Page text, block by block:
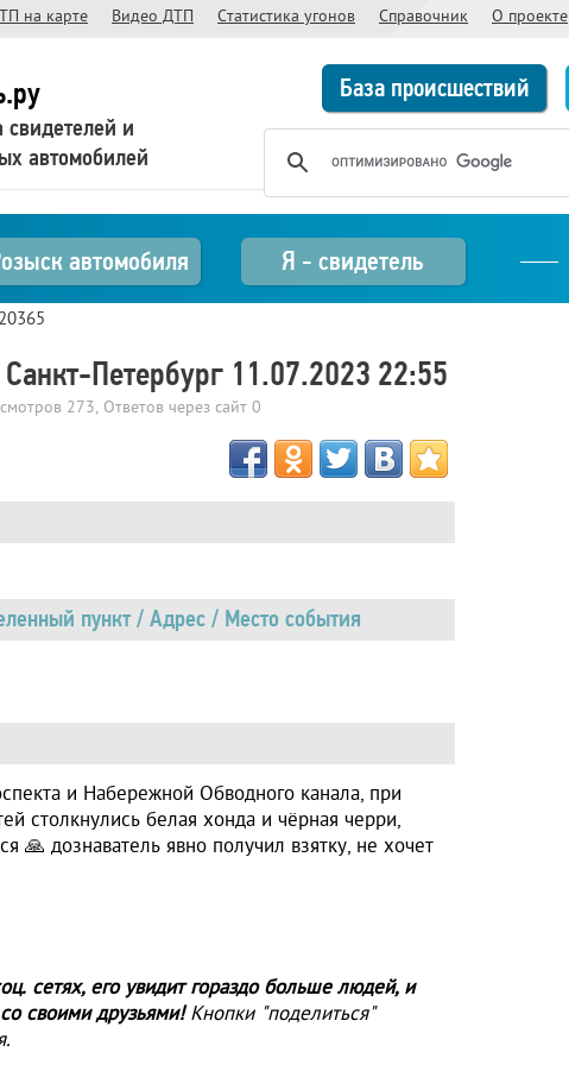
на карте Видео ДТП Статистика угонов Справочник О проекте
и
автомобилей
База происшествий
автомобиля Я - свидетель
20365
Петербург 11.07.2023 22:55
273, Ответов через сайт 0
пункт / Адрес / Место события
и Набережной Обводного канала, при
столкнулись белая хонда и чёрная черри,
🙏 дознаватель явно получил взятку, не хочет
сетях, его увидит гораздо больше людей, и
своими друзьями!Кнопки "поделиться"